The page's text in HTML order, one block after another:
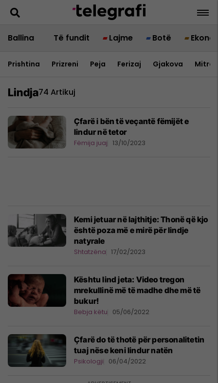
Ballina Të fundit Lajme Botë
Prishtina Prizreni Peja Ferizaj Gjakova
Lindja74 Artikuj
Çfarë i bën të veçantë fëmijët e
lindur në tetor
Fëmija juaj 13/10/2023
Kemi jetuar në lajthitje: Thonë që kjo
është poza më e mirë për lindje
natyrale
Shtatzëna 17/02/2023
Kështu lind jeta: Video tregon
mrekullinë më të madhe dhe më të
bukur!
Bebja këtu 05/06/2022
Çfarë do të thotë për personalitetin
tuaj nëse keni lindur natën
Psikologji 06/04/2022